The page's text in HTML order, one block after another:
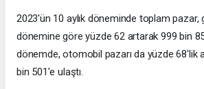
2023'ün 10 aylık döneminde toplam pazar,
dönemine göre yüzde 62 artarak 999 bin
dönemde, otomobil pazarı da yüzde 68'lik
bin 501'e ulaştı.